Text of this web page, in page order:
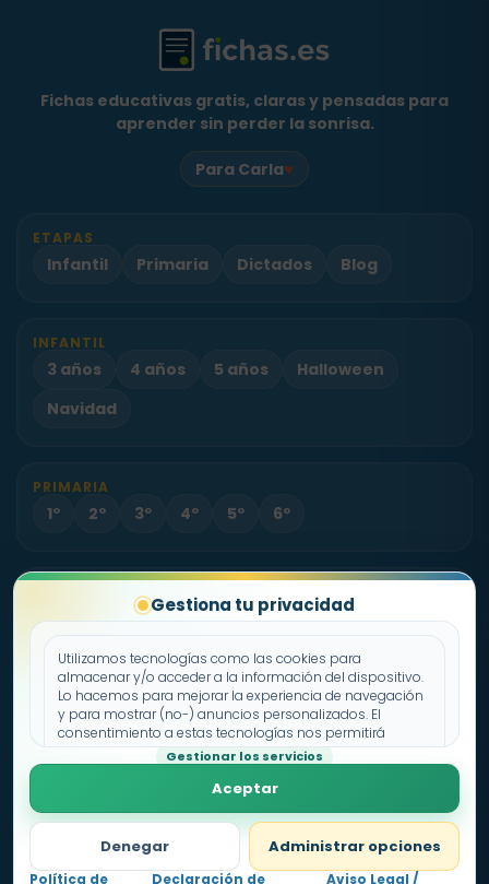
Gestiona tu privacidad
Utilizamos tecnologías como las cookies para
almacenar y/o acceder a la información del dispositivo.
Lo hacemos para mejorar la experiencia de navegación
y para mostrar (no-) anuncios personalizados. El
consentimiento a estas tecnologías nos permitirá
procesar datos como el comportamiento de
navegación o los ID's únicos en este sitio. No consentir o
retirar el consentimiento, puede afectar negativamente a
Gestionar los servicios
Aceptar
Denegar Administrar opciones
Política de Declaración de Aviso Legal /
Fichas educativas gratis, claras y pensadas para
aprender sin perder la sonrisa.
Para Carla♥
ETAPAS
Infantil Primaria Dictados Blog
INFANTIL
3 años 4 años 5 años
Halloween
Navidad
PRIMARIA
1º 2º 3º 4º 5º 6º
Sobre Fichas.es Contacto
Política de cookies
Declaración de privacidad
Aviso legal